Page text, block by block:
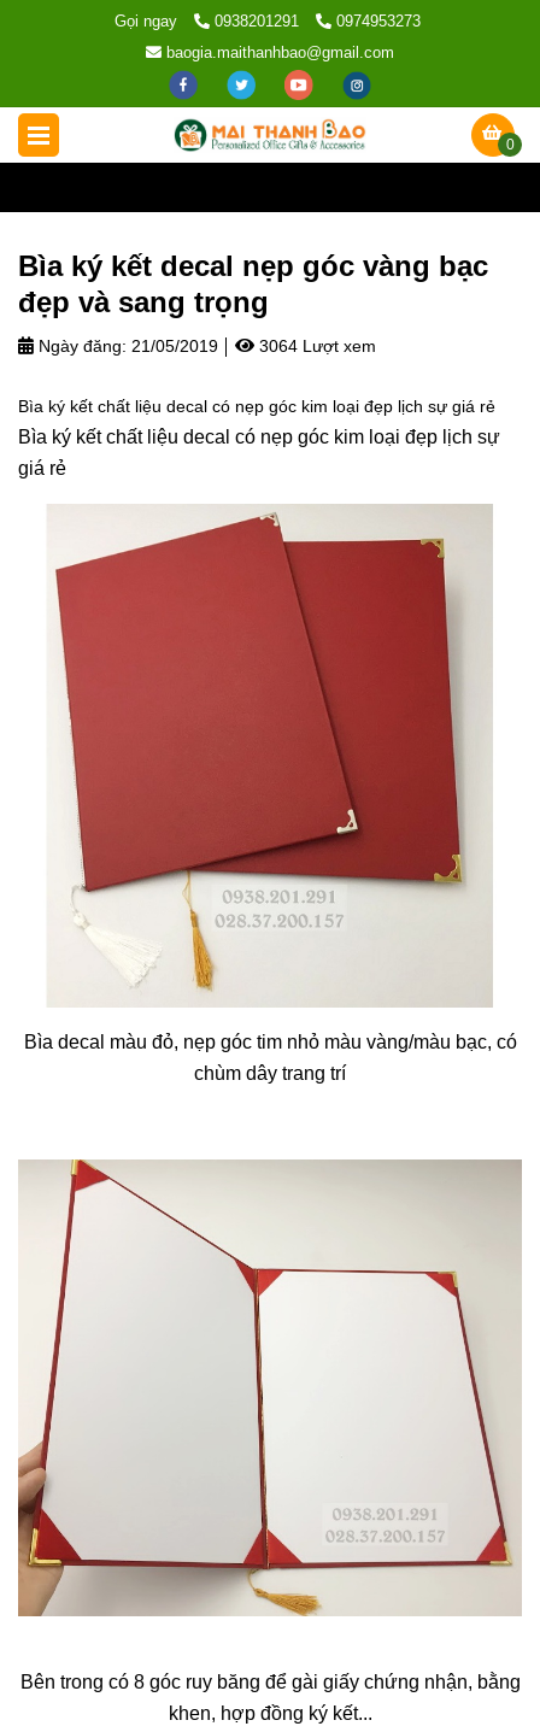
Gọi ngay 0938201291
0974953273
baogia.maithanhbao@gmail.com
0
Bìa ký kết decal nẹp góc vàng bạc
đẹp và sang trọng
Ngày đăng: 21/05/2019 3064 Lượt xem
Bìa ký kết chất liệu decal có nẹp góc kim loại đẹp lịch sự giá rẻ
Bìa ký kết chất liệu decal có nẹp góc kim loại đẹp lịch sự
giá rẻ
Bìa decal màu đỏ, nẹp góc tim nhỏ màu vàng/màu bạc, có
chùm dây trang trí
Bên trong có 8 góc ruy băng để gài giấy chứng nhận, bằng
khen, hợp đồng ký kết...